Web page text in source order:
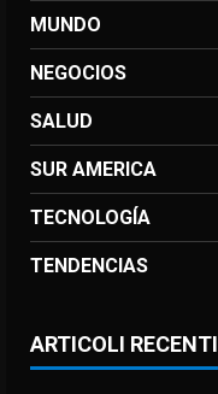
MUNDO
NEGOCIOS
SALUD
SUR AMERICA
TECNOLOGÍA
TENDENCIAS
ARTICOLI RECENTI